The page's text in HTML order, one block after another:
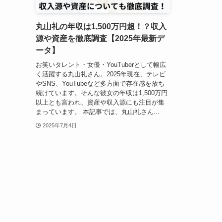
丸山礼の年収は1,500万円超！？収入
源や資産を徹底調査【2025年最新デ
ータ】
お笑いタレント・女優・YouTuberとして幅広
く活躍する丸山礼さん。2025年現在、テレビ
やSNS、YouTubeなど多方面で存在感を放ち
続けています。そんな彼女の年収は1,500万円
以上とも言われ、資産や収入源にも注目が集
まっています。 本記事では、丸山礼さん...
2025年7月4日